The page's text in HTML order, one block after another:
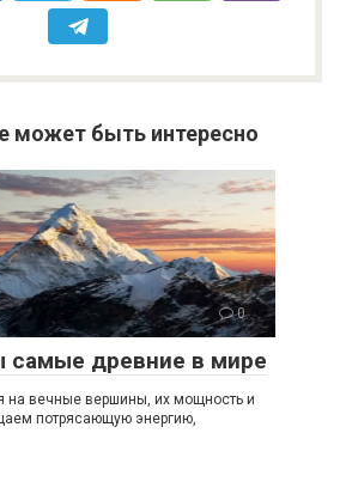
может быть интересно
0
самые древние в мире
на вечные вершины, их мощность и
потрясающую энергию,